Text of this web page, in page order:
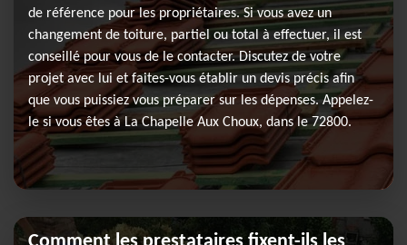
de référence pour les propriétaires. Si vous avez un
changement de toiture, partiel ou total à effectuer, il est
conseillé pour vous de le contacter. Discutez de votre
projet avec lui et faites-vous établir un devis précis afin
que vous puissiez vous préparer sur les dépenses. Appelez-
le si vous êtes à La Chapelle Aux Choux, dans le 72800.